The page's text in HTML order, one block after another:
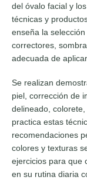
del óvalo facial y
técnicas y
enseña la
correctores,
adecuada de
Se realizan
piel, corrección de
delineado,
practica estas
recomendaciones
colores y texturas
ejercicios para que
en su rutina diaria